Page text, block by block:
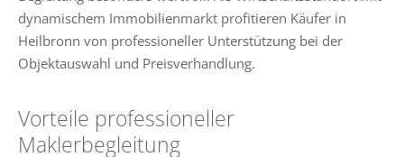
dynamischem Immobilienmarkt profitieren Käufer in
Heilbronn von professioneller Unterstützung bei der
Objektauswahl und Preisverhandlung.
Vorteile professioneller
Maklerbegleitung